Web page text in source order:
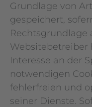
Grundlage von
gespeichert,
Rechtsgrundlage
Websitebetreiber
Interesse an der
notwendigen
fehlerfreien und
seiner Dienste.